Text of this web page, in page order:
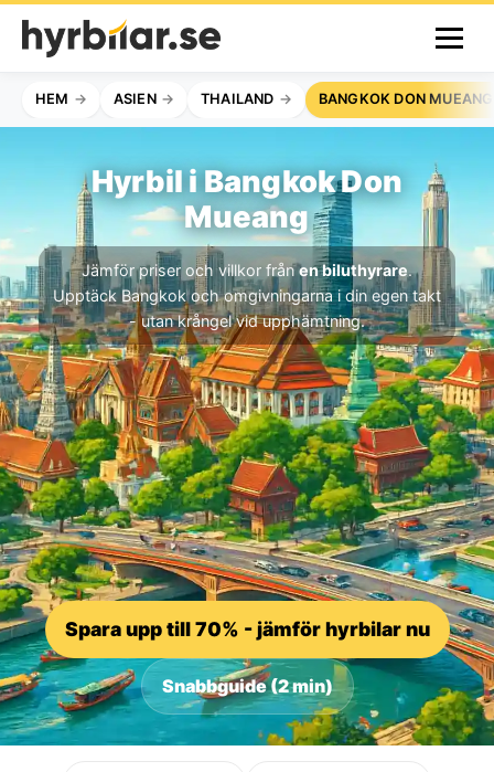
HEM ASIEN THAILAND BANGKOK DON MUEANG
Hyrbil i Bangkok Don
Mueang
Jämför priser och villkor frånen biluthyrare.
Upptäck Bangkok och omgivningarna i din egen takt
- utan krångel vid upphämtning.
Spara upp till 70% - jämför hyrbilar nu
Snabbguide (2 min)